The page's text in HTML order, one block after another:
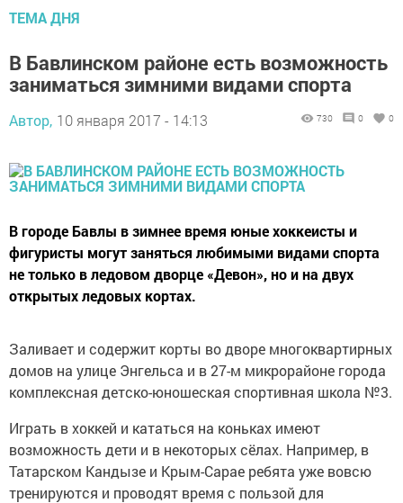
ТЕМА ДНЯ
В Бавлинском районе есть возможность
заниматься зимними видами спорта
Автор, 10 января 2017 - 14:13 730 0 0
В городе Бавлы в зимнее время юные хоккеисты и
фигуристы могут заняться любимыми видами спорта
не только в ледовом дворце «Девон», но и на двух
открытых ледовых кортах.
Заливает и содержит корты во дворе многоквартирных
домов на улице Энгельса и в 27-м микрорайоне города
комплексная детско-юношеская спортивная школа №3.
Играть в хоккей и кататься на коньках имеют
возможность дети и в некоторых сёлах. Например, в
Татарском Кандызе и Крым-Сарае ребята уже вовсю
тренируются и проводят время с пользой для